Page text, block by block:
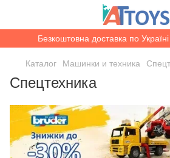
Безкоштовна доставка по
Каталог Машинки и техника
Спецтехника